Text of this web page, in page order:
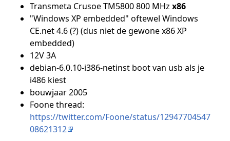
Transmeta Crusoe TM5800 800 MHz x86
"Windows XP embedded" oftewel Windows
CE.net 4.6 (?) (dus niet de gewone x86 XP
embedded)
12V 3A
debian-6.0.10-i386-netinst boot van usb als je
i486 kiest
bouwjaar 2005
Foone thread:
https://twitter.com/Foone/status/12947704547
08621312